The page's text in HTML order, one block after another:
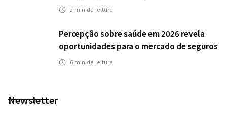
2 min de leitura
Percepção sobre saúde em 2026 revela
oportunidades para o mercado de seguros
ampliar cobertura e prevenção
6 min de leitura
Newsletter